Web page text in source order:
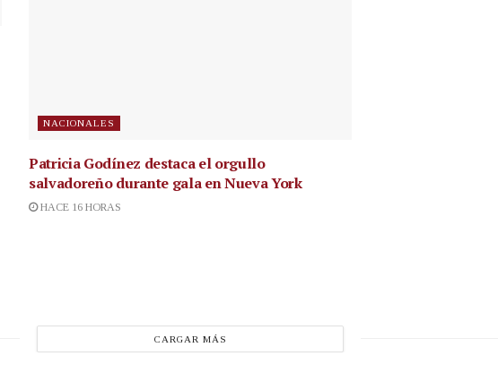
NACIONALES
Patricia Godínez destaca el orgullo
salvadoreño durante gala en Nueva York
HACE 16 HORAS
CARGAR MÁS